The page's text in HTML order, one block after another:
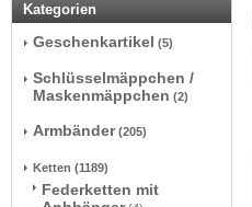
Kategorien
Geschenkartikel (5)
Schlüsselmäppchen /
Maskenmäppchen (2)
Armbänder (205)
Ketten (1189)
Federketten mit